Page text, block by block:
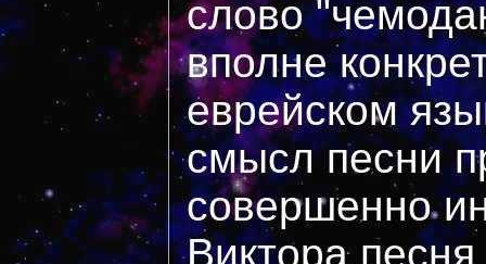
слово
вполне
еврейском
смысл песни
совершенно
Виктора